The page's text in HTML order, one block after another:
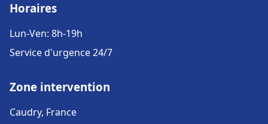
Horaires
Lun-Ven: 8h-19h
Service d'urgence 24/7
Zone intervention
Caudry, France